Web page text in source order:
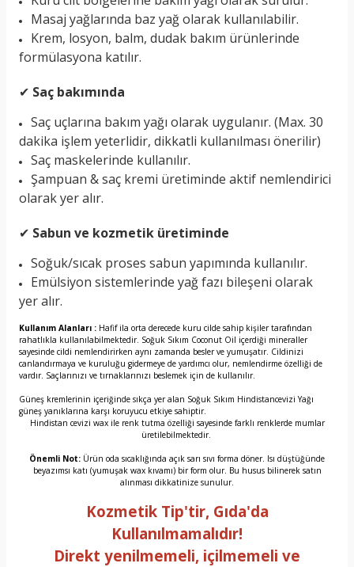
Masaj yağlarında baz yağ olarak kullanılabilir.
Krem, losyon, balm, dudak bakım ürünlerinde
formülasyona katılır.
✔ Saç bakımında
Saç uçlarına bakım yağı olarak uygulanır. (Max. 30
dakika işlem yeterlidir, dikkatli kullanılması önerilir)
Saç maskelerinde kullanılır.
Şampuan & saç kremi üretiminde aktif nemlendirici
olarak yer alır.
✔ Sabun ve kozmetik üretiminde
Soğuk/sıcak proses sabun yapımında kullanılır.
Emülsiyon sistemlerinde yağ fazı bileşeni olarak
yer alır.
Kullanım Alanları : Hafif ila orta derecede kuru cilde sahip kişiler tarafından
rahatlıkla kullanılabilmektedir. Soğuk Sıkım Coconut Oil içerdiği mineraller
sayesinde cildi nemlendirirken aynı zamanda besler ve yumuşatır. Cildinizi
canlandırmaya ve kuruluğu gidermeye de yardımcı olur, nemlendirme özelliği de
vardır. Saçlarınızı ve tırnaklarınızı beslemek için de kullanılır.
Güneş kremlerinin içeriğinde sıkça yer alan Soğuk Sıkım Hindistancevizi Yağı
güneş yanıklarına karşı koruyucu etkiye sahiptir.
Hindistan cevizi wax ile renk tutma özelliği sayesinde farklı renklerde mumlar
üretilebilmektedir.
Önemli Not: Ürün oda sıcaklığında açık sarı sıvı forma döner. Isı düştüğünde
beyazımsı katı (yumuşak wax kıvamı) bir form olur. Bu husus bilinerek satın
alınması dikkatinize sunulur.
Kozmetik Tip'tir, Gıda'da
Kullanılmamalıdır!
Direkt yenilmemeli, içilmemeli ve